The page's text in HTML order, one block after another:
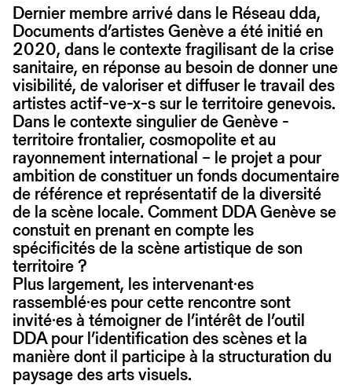
Dernier membre arrivé dans le Réseau dda,
Documents d’artistes Genève a été initié en
2020, dans le contexte fragilisant de la crise
sanitaire, en réponse au besoin de donner une
visibilité, de valoriser et diffuser le travail des
artistes actif-ve-x-s sur le territoire genevois.
Dans le contexte singulier de Genève -
territoire frontalier, cosmopolite et au
rayonnement international – le projet a pour
ambition de constituer un fonds documentaire
de référence et représentatif de la diversité
de la scène locale. Comment DDA Genève se
constuit en prenant en compte les
spécificités de la scène artistique de son
territoire ?
Plus largement, les intervenant·es
rassemblé·es pour cette rencontre sont
invité·es à témoigner de l’intérêt de l’outil
DDA pour l’identification des scènes et la
manière dont il participe à la structuration du
paysage des arts visuels.